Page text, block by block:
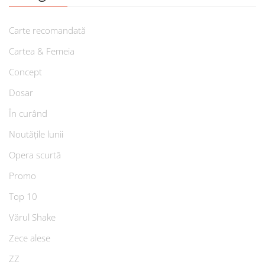
Carte recomandată
Cartea & Femeia
Concept
Dosar
În curând
Noutățile lunii
Opera scurtă
Promo
Top 10
Vărul Shake
Zece alese
ZZ